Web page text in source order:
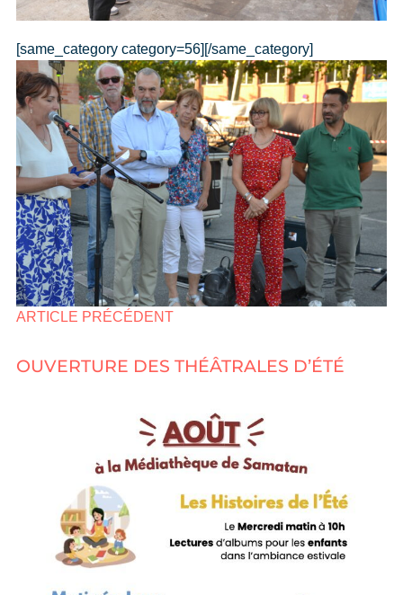
[same_category category=56][/same_category]
ARTICLE PRÉCÉDENT
OUVERTURE DES THÉÂTRALES D’ÉTÉ